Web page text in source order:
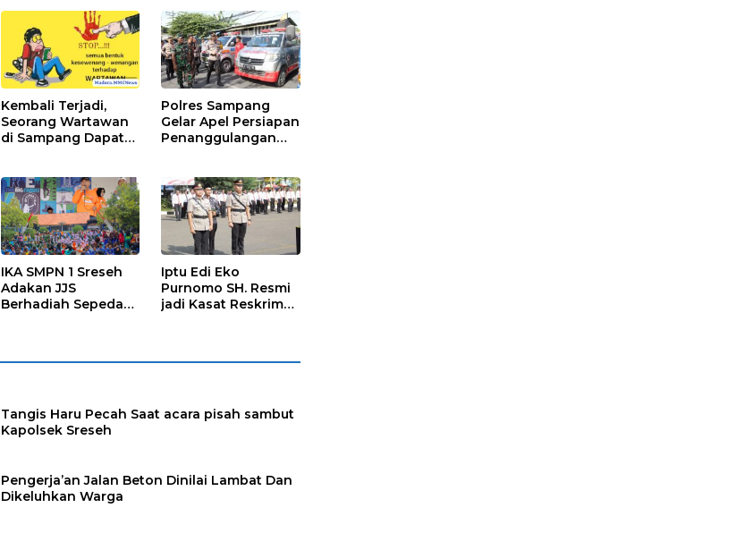
Kembali Terjadi,
Seorang Wartawan
di Sampang Dapat
Polres Sampang
Gelar Apel Persiapan
Penanggulangan
IKA SMPN 1 Sreseh
Adakan JJS
Berhadiah Sepeda
Iptu Edi Eko
Purnomo SH. Resmi
jadi Kasat Reskrim
Tangis Haru Pecah Saat acara pisah sambut
Kapolsek Sreseh
Pengerja’an Jalan Beton Dinilai Lambat Dan
Dikeluhkan Warga